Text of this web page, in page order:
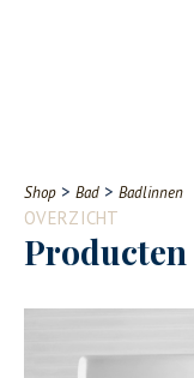
Contact
Shop > Bad > Badlinnen
OVERZICHT
Producten